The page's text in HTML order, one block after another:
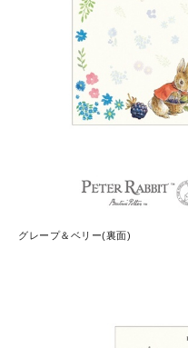
グレープ＆ベリー(裏面)